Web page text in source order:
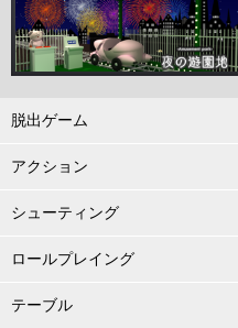
脱出ゲーム
アクション
シューティング
ロールプレイング
テーブル